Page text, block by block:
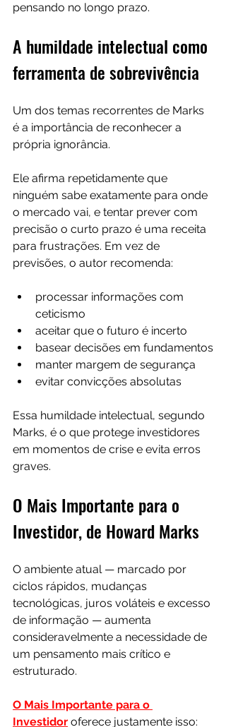
pensando no longo prazo.
A humildade intelectual como
ferramenta de sobrevivência
Um dos temas recorrentes de Marks
é a importância de reconhecer a
própria ignorância.
Ele afirma repetidamente que
ninguém sabe exatamente para onde
o mercado vai, e tentar prever com
precisão o curto prazo é uma receita
para frustrações. Em vez de
previsões, o autor recomenda:
processar informações com
ceticismo
aceitar que o futuro é incerto
basear decisões em fundamentos
manter margem de segurança
evitar convicções absolutas
Essa humildade intelectual, segundo
Marks, é o que protege investidores
em momentos de crise e evita erros
graves.
O Mais Importante para o
Investidor, de Howard Marks
O ambiente atual — marcado por
ciclos rápidos, mudanças
tecnológicas, juros voláteis e excesso
de informação — aumenta
consideravelmente a necessidade de
um pensamento mais crítico e
estruturado.
O Mais Importante para o
Investidor oferece justamente isso: